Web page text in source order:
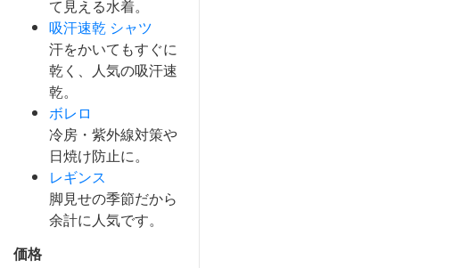
て見える水着。
吸汗速乾 シャツ
汗をかいてもすぐに
乾く、人気の吸汗速
乾。
ボレロ
冷房・紫外線対策や
日焼け防止に。
レギンス
脚見せの季節だから
余計に人気です。
価格